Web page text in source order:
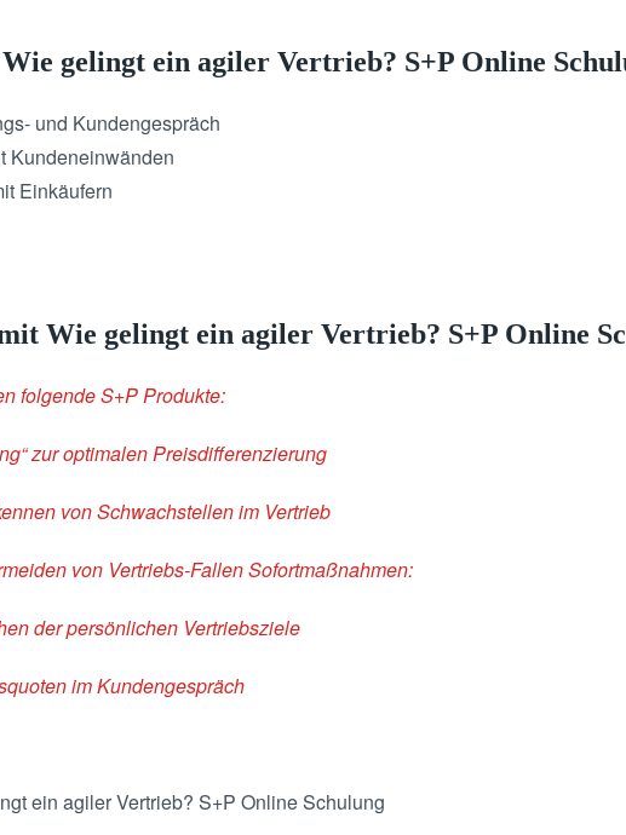
gelingt ein agiler Vertrieb? S+P Online
und Kundengespräch
Kundeneinwänden
Einkäufern
Wie gelingt ein agiler Vertrieb? S+P Online
folgende S+P Produkte:
zur optimalen Preisdifferenzierung
von Schwachstellen im Vertrieb
von Vertriebs-FallenSofortmaßnahmen:
der persönlichen Vertriebsziele
im Kundengespräch
ein agiler Vertrieb? S+P Online Schulung